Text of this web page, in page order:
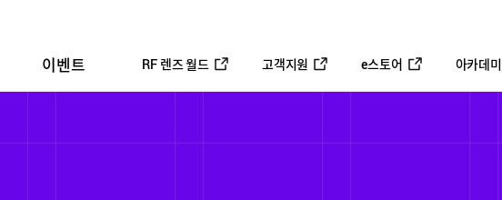
이벤트 RF 렌즈 월드 고객지원 e스토어 아카데미